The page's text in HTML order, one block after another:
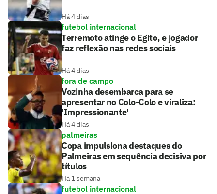
Há 4 dias
futebol internacional
Terremoto atinge o Egito, e jogador
faz reflexão nas redes sociais
Há 4 dias
fora de campo
Vozinha desembarca para se
apresentar no Colo-Colo e viraliza:
'Impressionante'
Há 4 dias
palmeiras
Copa impulsiona destaques do
Palmeiras em sequência decisiva por
títulos
Há 1 semana
futebol internacional